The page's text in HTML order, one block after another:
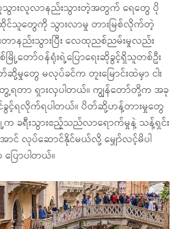
လူသွားလူလာနည်းသွားတဲ့အတွက် ရေတွေ ပို
င်သူတွေကို သွားလာမှု တားမြစ်လိုက်တဲ့
နည်းသွားပြီး လေထုညစ်ညမ်းမှုလည်း
ြို့တော်ဝန်ရုံးရဲ့ပြောရေးဆိုခွင့်ရှိသူတစ်ဦး
မှုတွေ မလုပ်ခင်က တူးမြောင်းထဲမှာ ငါး
တွေ့ရတာ ရှားလှပါတယ်။ ကျွန်တော်တို့က အခု
ြင်ခွင့်ရလိုက်ရပါတယ်။ ပိတ်ဆို့ဟန့်တားမှုတွေ
ြို့က ခရီးသွားဧည့်သည်လာရောက်မှုနဲ့ သန့်ရှင်း
ာင် လုပ်ဆောင်နိုင်မယ်လို့ မျှော်လင့်မိပါ
ောပါတယ်။